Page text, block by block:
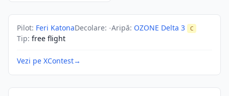
Pilot: Feri KatonaDecolare: -Aripă: OZONE Delta 3 C
Tip: free flight
Vezi pe XContest→